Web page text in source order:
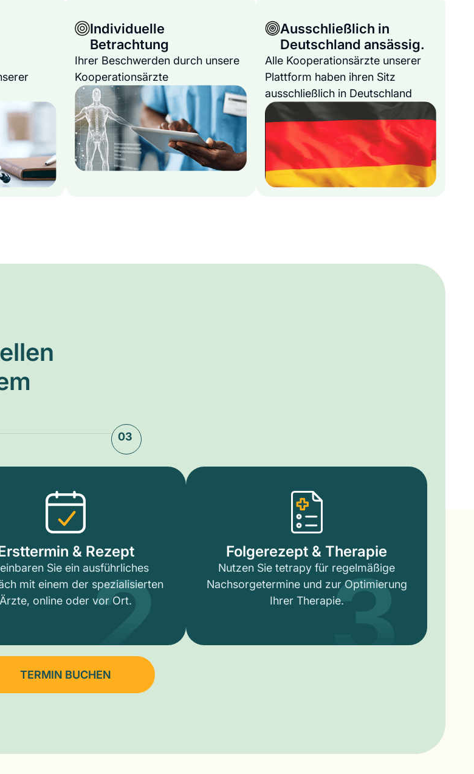
Individuelle
Betrachtung
Ihrer Beschwerden durch unsere
Kooperationsärzte
Ausschließlich in
Deutschland ansässig.
Alle Kooperationsärzte unserer
Plattform haben ihren Sitz
ausschließlich in Deutschland
03
& Rezept
Sie ein ausführliches
mit einem der spezialisierten
Ärzte, online oder vor Ort.
2 Folgerezept & Therapie
Nutzen Sie tetrapy für regelmäßige
Nachsorgetermine und zur Optimierung
Ihrer Therapie.3
TERMIN BUCHEN